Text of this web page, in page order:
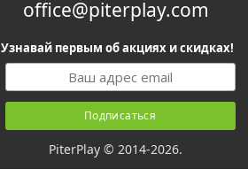
office@piterplay.com
Узнавай первым об акциях и скидках!
PiterPlay © 2014-2026.